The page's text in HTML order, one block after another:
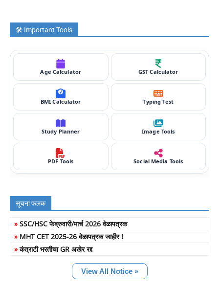
🛠️ Important Tools
Age Calculator GST Calculator
BMI Calculator Typing Test
Study Planner Image Tools
PDF Tools Social Media Tools
सूचना फलक
» SSC/HSC फेब्रुवारी/मार्च 2026 वेळापत्रक
» MHT CET 2025-26 वेळापत्रक जाहीर !
»कंत्राटी भरतीचा GR अखेर रद्द
View All Notice »